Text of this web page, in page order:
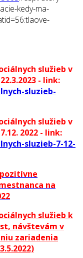
kedy-ma-
služieb v
- link:
sluzieb-
služieb v
2022 - link:
sluzieb-7-12-
na
služieb k
návštevám v
zariadenia